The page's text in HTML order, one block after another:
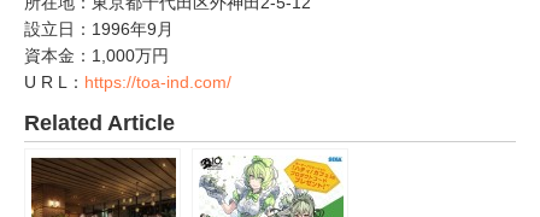
設立日：1996年9月
資本金：1,000万円
U R L： https://toa-ind.com/
Related Article